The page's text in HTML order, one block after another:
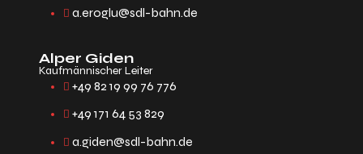
a.eroglu@sdl-bahn.de
Alper Giden
Kaufmännischer Leiter
+49 82 19 99 76 776
+49 171 64 53 829
a.giden@sdl-bahn.de